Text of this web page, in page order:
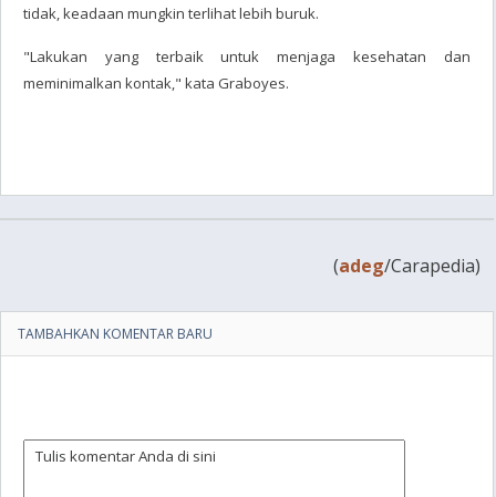
tidak, keadaan mungkin terlihat lebih buruk.
"Lakukan yang terbaik untuk menjaga kesehatan dan
meminimalkan kontak," kata Graboyes.
(adeg/Carapedia)
TAMBAHKAN KOMENTAR BARU